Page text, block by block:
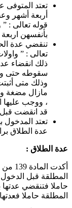
تعتد المتوفى
أربعة أشهر
قوله تعالى :
بأنفسهن
تنقضي عدة
تعالى : ”
ذلك انقضاء
سقوطه حتى
وذلك متى
مازال مضغة
، ووجب عليها
قد انقضت
تعتد المدخول
عدة الطلاق
عدة الطلاق :
المطلقة قبل
حاملا فتنقضي
المطلقة حاملا